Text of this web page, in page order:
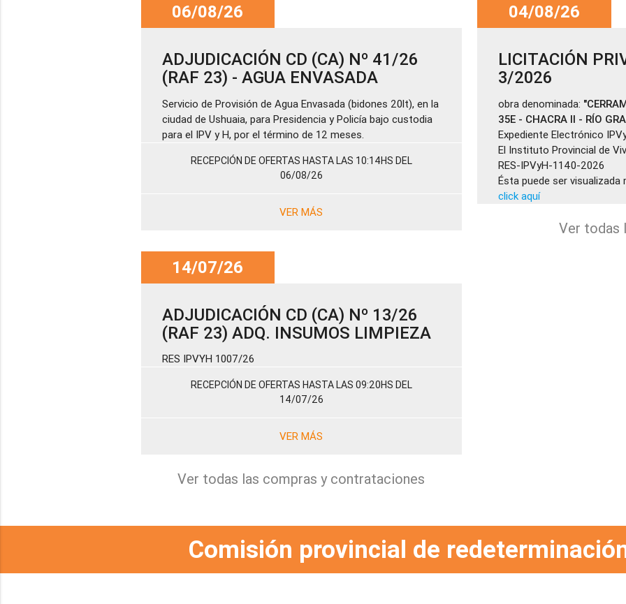
06/08/26
ADJUDICACIÓN CD (CA) Nº 41/26
(RAF 23) - AGUA ENVASADA
Servicio de Provisión de Agua Envasada (bidones 20lt), en la
ciudad de Ushuaia, para Presidencia y Policía bajo custodia
para el IPV y H, por el término de 12 meses.
RECEPCIÓN DE OFERTAS HASTA LAS 10:14HS DEL
06/08/26
VER MÁS
14/07/26
ADJUDICACIÓN CD (CA) Nº 13/26
(RAF 23) ADQ. INSUMOS LIMPIEZA
RES IPVYH 1007/26
RECEPCIÓN DE OFERTAS HASTA LAS 09:20HS DEL
14/07/26
VER MÁS
Ver todas las compras y contrataciones
04/08/26
LICITACIÓN
3/2026
obra denominada:
35E - CHACRA II - RÍO
Expediente Electrónico
El Instituto Provincial de
RES-IPVyH-1140-2026
Ésta puede ser visualizada
click aquí
Ver todas
Comisión provincial de